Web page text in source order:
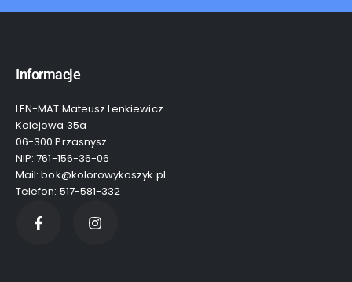
Informacje
LEN-MAT Mateusz Lenkiewicz
Kolejowa 35a
06-300 Przasnysz
NIP: 761-156-36-06
Mail: bok@kolorowykoszyk.pl
Telefon: 517-581-332